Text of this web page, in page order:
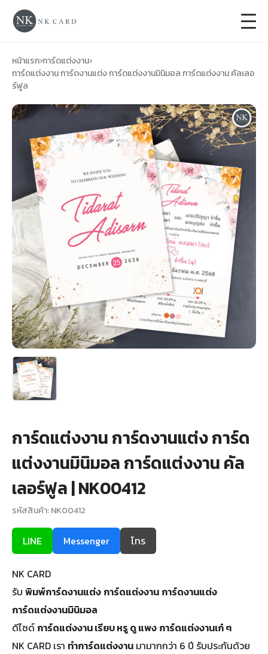
การ์ดแต่งงาน
ของชำร่วยงานแต่ง
ของรับไหว้ +
ป้ายของชำร่วยงานแต่ง
การ์ดงานบวช
การ์ดขึ้นบ้านใหม่
ซองเปล่า
รับพิมพ์หน้าซอง
Wax Seal Sticker | สติกเกอร์ตราครั่งปิดซอง
การ์ดแต่งงานออนไลน์
รีวิว
เกี่ยวกับเรา
บทความ
หน้าแรก›การ์ดแต่งงาน›
การ์ดแต่งงาน การ์ดงานแต่ง การ์ดแต่งงานมินิมอล การ์ดแต่งงาน คัลเลอ
ร์ฟูล
การ์ดแต่งงาน การ์ดงานแต่ง การ์ด
แต่งงานมินิมอล การ์ดแต่งงาน คัล
เลอร์ฟูล | NK00412
รหัสสินค้า: NK00412
LINE Messenger โทร
NK CARD
รับ พิมพ์การ์ดงานแต่ง การ์ดแต่งงาน การ์ดงานแต่ง
การ์ดแต่งงานมินิมอล
ดีไซด์ การ์ดแต่งงาน เรียบ หรู ดู แพง การ์ดแต่งงานเก๋ ๆ
NK CARD เรา ทำการ์ดแต่งงาน มามากกว่า 6 ปี รับประกันด้วย